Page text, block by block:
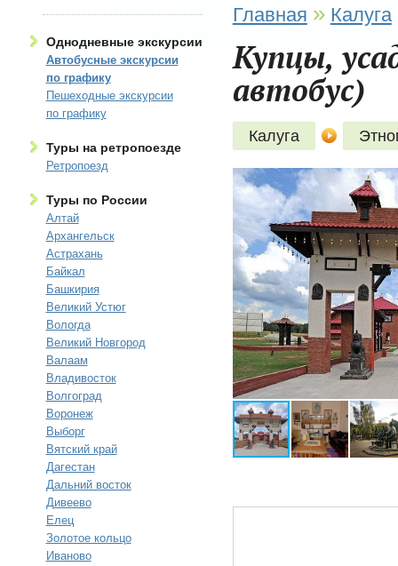
Однодневные экскурсии
Автобусные экскурсии
по графику
Пешеходные экскурсии
по графику
Туры на ретропоезде
Ретропоезд
Туры по России
Алтай
Архангельск
Астрахань
Байкал
Башкирия
Великий Устюг
Вологда
Великий Новгород
Валаам
Владивосток
Волгоград
Воронеж
Выборг
Вятский край
Дагестан
Дальний восток
Дивеево
Елец
Золотое кольцо
Иваново
Главная » Калуга
Купцы,
автобус)
Калуга